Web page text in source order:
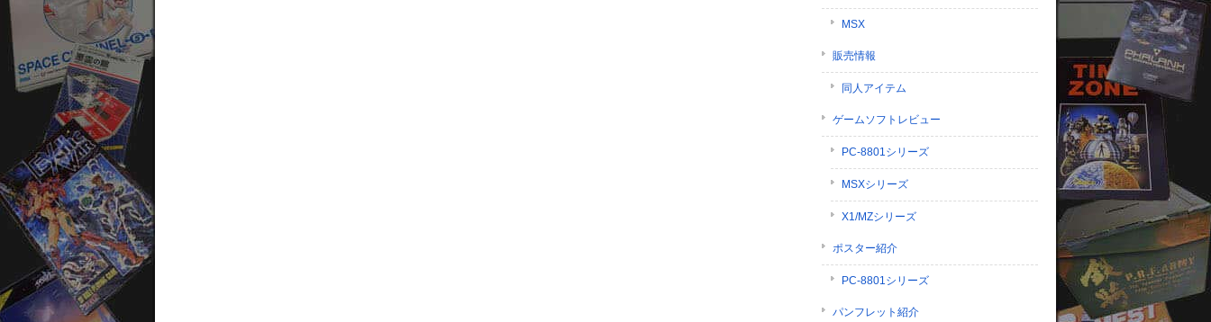
MSX
販売情報
同人アイテム
ゲームソフトレビュー
PC-8801シリーズ
MSXシリーズ
X1/MZシリーズ
ポスター紹介
PC-8801シリーズ
パンフレット紹介